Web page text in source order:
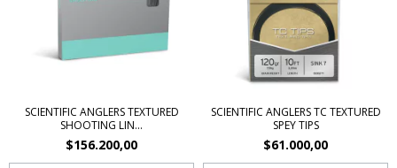
SCIENTIFIC ANGLERS TEXTURED
SHOOTING LIN...
$156.200,00
SCIENTIFIC ANGLERS TC TEXTURED
SPEY TIPS
$61.000,00